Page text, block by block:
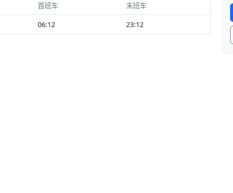
首班车 末班车
06:12 23:12